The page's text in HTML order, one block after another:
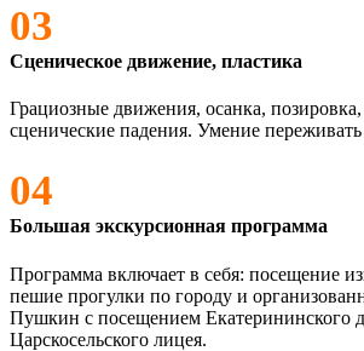
03
Сценическое движение, пластика
Грациозные движения, осанка,
сценические падения. Умение
04
Большая экскурсионная программа
Программа включает в себя: посещение
пешие прогулки по городу и
Пушкин с посещением Екатерининского
Царскосельского лицея.